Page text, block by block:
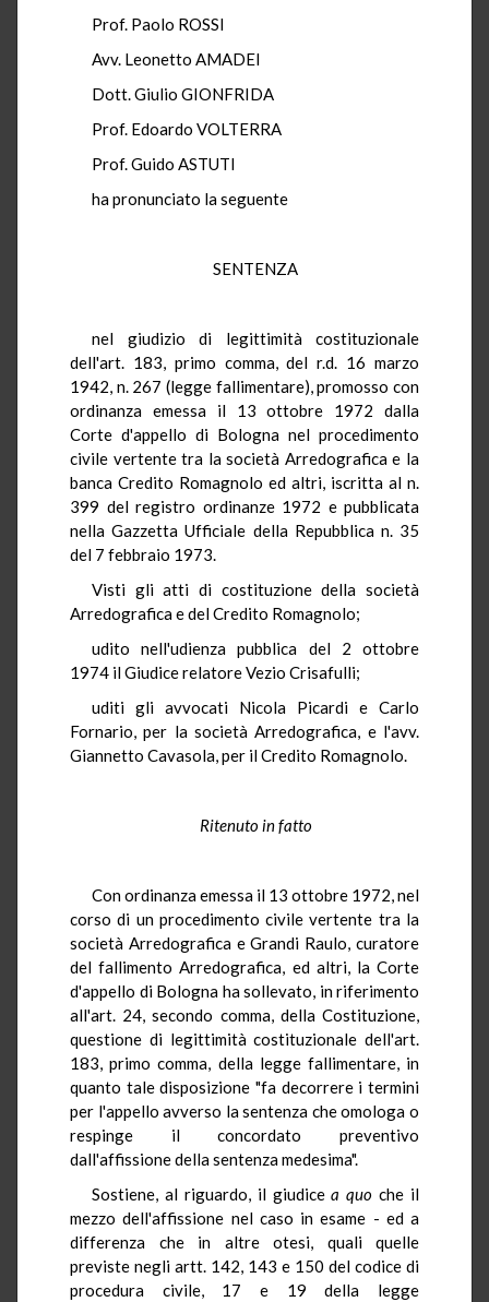
Prof. Paolo ROSSI
Avv. Leonetto AMADEI
Dott. Giulio GIONFRIDA
Prof. Edoardo VOLTERRA
Prof. Guido ASTUTI
ha pronunciato la seguente
SENTENZA
nel giudizio di legittimità costituzionale
dell'art. 183, primo comma, del r.d. 16 marzo
1942, n. 267 (legge fallimentare), promosso con
ordinanza emessa il 13 ottobre 1972 dalla
Corte d'appello di Bologna nel procedimento
civile vertente tra la società Arredografica e la
banca Credito Romagnolo ed altri, iscritta al n.
399 del registro ordinanze 1972 e pubblicata
nella Gazzetta Ufficiale della Repubblica n. 35
del 7 febbraio 1973.
Visti gli atti di costituzione della società
Arredografica e del Credito Romagnolo;
udito nell'udienza pubblica del 2 ottobre
1974 il Giudice relatore Vezio Crisafulli;
uditi gli avvocati Nicola Picardi e Carlo
Fornario, per la società Arredografica, e l'avv.
Giannetto Cavasola, per il Credito Romagnolo.
Ritenuto in fatto
Con ordinanza emessa il 13 ottobre 1972, nel
corso di un procedimento civile vertente tra la
società Arredografica e Grandi Raulo, curatore
del fallimento Arredografica, ed altri, la Corte
d'appello di Bologna ha sollevato, in riferimento
all'art. 24, secondo comma, della Costituzione,
questione di legittimità costituzionale dell'art.
183, primo comma, della legge fallimentare, in
quanto tale disposizione "fa decorrere i termini
per l'appello avverso la sentenza che omologa o
respinge il concordato preventivo
dall'affissione della sentenza medesima".
Sostiene, al riguardo, il giudicea quo che il
mezzo dell'affissione nel caso in esame - ed a
differenza che in altre otesi, quali quelle
previste negli artt. 142, 143 e 150 del codice di
procedura civile, 17 e 19 della legge